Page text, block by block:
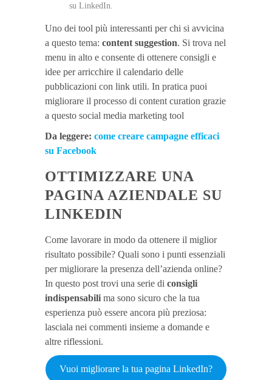
su LinkedIn.
Uno dei tool più interessanti per chi si avvicina
a questo tema: content suggestion. Si trova nel
menu in alto e consente di ottenere consigli e
idee per arricchire il calendario delle
pubblicazioni con link utili. In pratica puoi
migliorare il processo di content curation grazie
a questo social media marketing tool
Da leggere: come creare campagne efficaci
su Facebook
OTTIMIZZARE UNA
PAGINA AZIENDALE SU
LINKEDIN
Come lavorare in modo da ottenere il miglior
risultato possibile? Quali sono i punti essenziali
per migliorare la presenza dell’azienda online?
In questo post trovi una serie di consigli
indispensabili ma sono sicuro che la tua
esperienza può essere ancora più preziosa:
lasciala nei commenti insieme a domande e
altre riflessioni.
Vuoi migliorare la tua pagina LinkedIn?